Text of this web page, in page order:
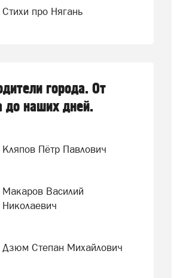
Стихи про Нягань
города. От
до наших дней.
Кляпов Пётр Павлович
Макаров Василий
Николаевич
Дзюм Степан Михайлович